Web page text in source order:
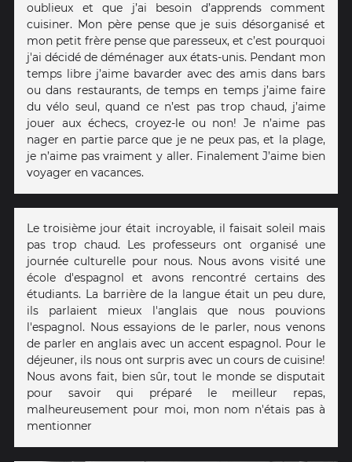
oublieux et que j’ai besoin d’apprends comment
cuisiner. Mon père pense que je suis désorganisé et
mon petit frère pense que paresseux, et c’est pourquoi
j'ai décidé de déménager aux états-unis. Pendant mon
temps libre j’aime bavarder avec des amis dans bars
ou dans restaurants, de temps en temps j’aime faire
du vélo seul, quand ce n’est pas trop chaud, j’aime
jouer aux échecs, croyez-le ou non! Je n’aime pas
nager en partie parce que je ne peux pas, et la plage,
je n’aime pas vraiment y aller. Finalement J’aime bien
voyager en vacances.
Le troisième jour était incroyable, il faisait soleil mais
pas trop chaud. Les professeurs ont organisé une
journée culturelle pour nous. Nous avons visité une
école d'espagnol et avons rencontré certains des
étudiants. La barrière de la langue était un peu dure,
ils parlaient mieux l'anglais que nous pouvions
l'espagnol. Nous essayions de le parler, nous venons
de parler en anglais avec un accent espagnol. Pour le
déjeuner, ils nous ont surpris avec un cours de cuisine!
Nous avons fait, bien sûr, tout le monde se disputait
pour savoir qui préparé le meilleur repas,
malheureusement pour moi, mon nom n'étais pas à
mentionner